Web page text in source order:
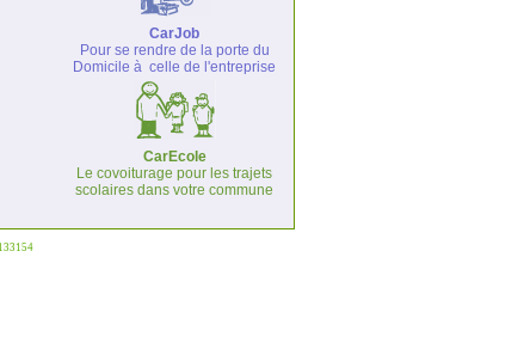
CarJob
Pour se rendre de la porte du
Domicile à celle de l'entreprise
CarEcole
Le covoiturage pour les trajets
scolaires dans votre commune